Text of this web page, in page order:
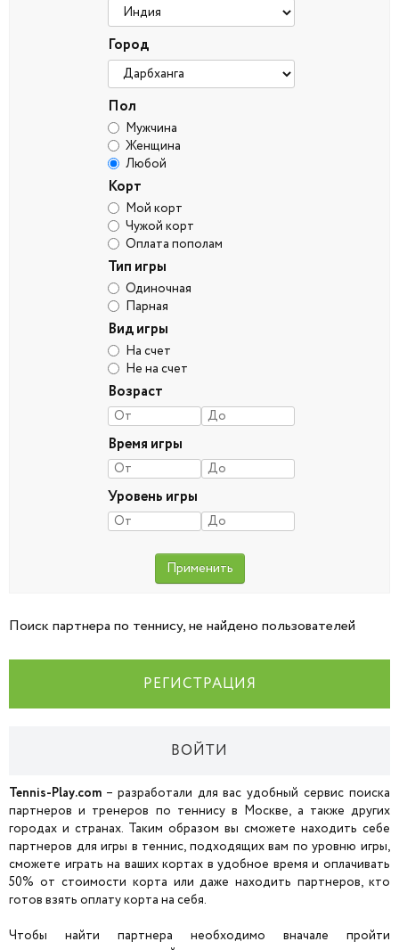
Город
Пол
Мужчина
Женщина
Любой
Корт
Мой корт
Чужой корт
Оплата пополам
Тип игры
Одиночная
Парная
Вид игры
На счет
Не на счет
Возраст
Время игры
Уровень игры
Поиск партнера по теннису, не найдено пользователей
РЕГИСТРАЦИЯ
ВОЙТИ
Tennis-Play.com – разработали для вас удобный сервис поиска
партнеров и тренеров по теннису в Москве, а также других
городах и странах. Таким образом вы сможете находить себе
партнеров для игры в теннис, подходящих вам по уровню игры,
сможете играть на ваших кортах в удобное время и оплачивать
50% от стоимости корта или даже находить партнеров, кто
готов взять оплату корта на себя.
Чтобы найти партнера необходимо вначале пройти